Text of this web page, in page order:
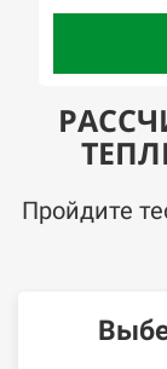
Пройдите